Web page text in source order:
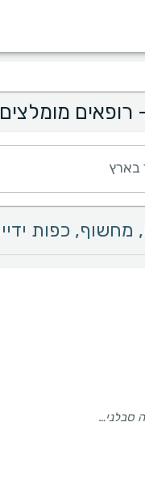
מומלצים
בארץ
פנינו לדר' שקולניק לטיפול בילד בן 6. היא היתה סבלנית ביותר, מקסימה, עדינה ועם גישה נהדרת לילדים שגרמה לו לשתף פעולה באופן מלא ולצאת בחוויה טובה מהטיפול. ממליצה בחום רב.